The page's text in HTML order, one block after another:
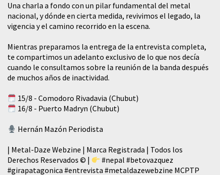
​Una charla a fondo con un pilar fundamental del metal
nacional, y dónde en cierta medida, revivimos el legado, la
vigencia y el camino recorrido en la escena.
Mientras preparamos la entrega de la entrevista completa,
te compartimos un adelanto exclusivo de lo que nos decía
cuando le consultamos sobre la reunión de la banda después
de muchos años de inactividad.
15/8 - Comodoro Rivadavia (Chubut)
16/8 - Puerto Madryn (Chubut)
Hernán Mazón Periodista
| Metal-Daze Webzine | Marca Registrada | Todos los
Derechos Reservados © |
#nepal #betovazquez
#girapatagonica #entrevista #metaldazewebzine MCPTP